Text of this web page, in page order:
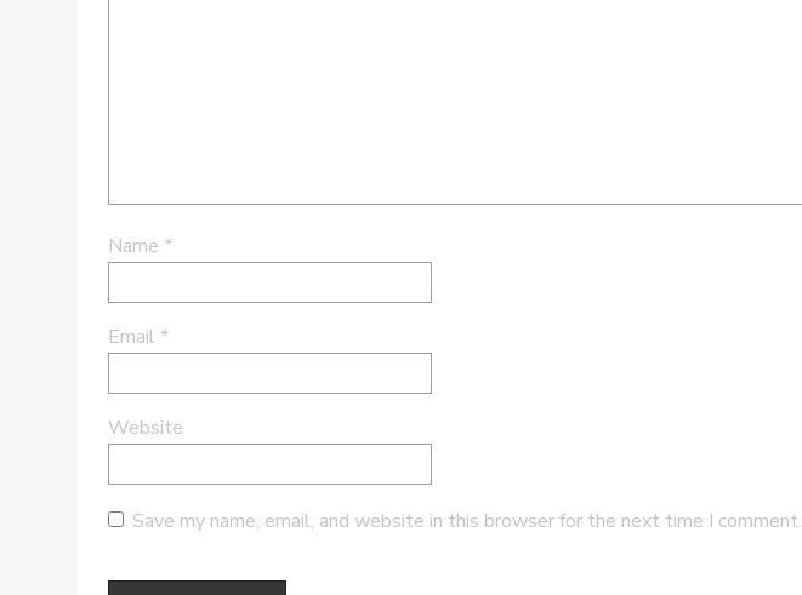
Name *
Email *
Website
Save my name, email, and website in this browser for the next time I comment.